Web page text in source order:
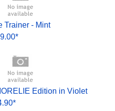
Trainer - Mint
Edition in Violet